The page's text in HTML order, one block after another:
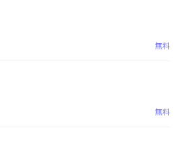
無料
無料